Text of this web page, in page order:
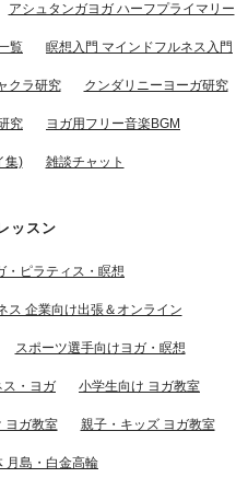
アシュタンガヨガ ハーフプライマリー
覧 瞑想入門 マインドフルネス入門
クラ研究 クンダリニーヨーガ研究
究 ヨガ用フリー音楽BGM
集) 雑談チャット
ッスン
・ピラティス・瞑想
ス 企業向け出張＆オンライン
スポーツ選手向けヨガ・瞑想
ス・ヨガ 小学生向け ヨガ教室
ヨガ教室 親子・キッズ ヨガ教室
月島・白金高輪